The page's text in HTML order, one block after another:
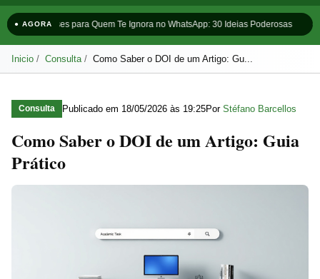
● AGORAFrases para Quem Te Ignora no WhatsApp: 30 Ideias Poderosas
Inicio Consulta Como Saber o DOI de um Artigo: Gu...
Consulta Publicado em 18/05/2026 às 19:25Por Stéfano Barcellos
Como Saber o DOI de um Artigo: Guia
Prático